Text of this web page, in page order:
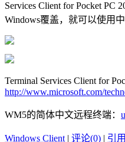
Services Client for Pocket PC
Windows覆盖，就可以使用
Terminal Services Client for
http://www.microsoft.com/
WM5的简体中文远程终端：
Windows Client| 评论(0) | 引